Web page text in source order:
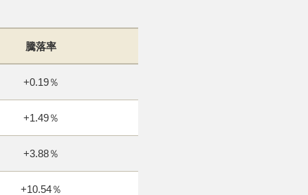
騰落率
+0.19％
+1.49％
+3.88％
+10.54％